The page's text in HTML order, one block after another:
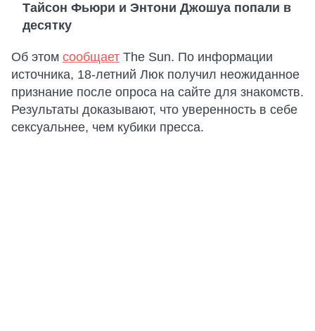
Тайсон Фьюри и Энтони Джошуа попали в
десятку
Об этом сообщает The Sun. По информации
источника, 18-летний Люк получил неожиданное
признание после опроса на сайте для знакомств.
Результаты доказывают, что уверенность в себе
сексуальнее, чем кубики пресса.